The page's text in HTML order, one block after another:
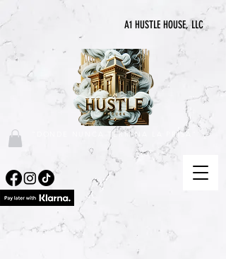
A1 HUSTLE HOUSE, LLC
"DONDE NUNCA TERMINA LA PRISA"